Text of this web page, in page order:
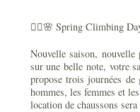
🧗‍♂️🌸 Spring Climbing
Nouvelle saison,
sur une belle note, votre
propose trois journées
hommes, les femmes et
location de chaussons